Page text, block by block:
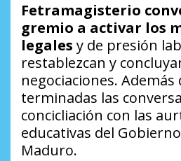
Fetramagisterio
gremio a activar los
legales y de presión
restablezcan y
negociaciones.
terminadas las
concicliación con las
educativas del
Maduro.